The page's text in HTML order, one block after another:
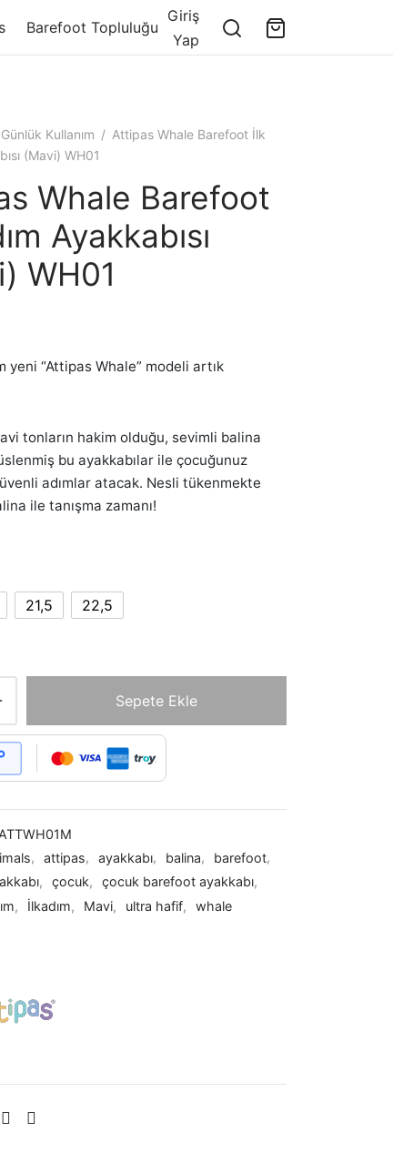
Barefoot Topluluğu
Giriş
Yap
Günlük Kullanım / Attipas Whale Barefoot İlk
(Mavi) WH01
Whale Barefoot
Ayakkabısı
WH01
yeni “Attipas Whale” modeli artık
tonların hakim olduğu, sevimli balina
bu ayakkabılar ile çocuğunuz
adımlar atacak. Nesli tükenmekte
ile tanışma zamanı!
21,5 22,5
Sepete Ekle
ATTWH01M
, attipas, ayakkabı, balina, barefoot,
, çocuk, çocuk barefoot ayakkabı,
, İlkadım, Mavi, ultra hafif, whale